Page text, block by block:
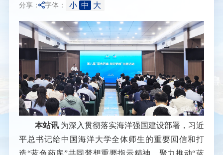
分享： 字体： 小 中 大
本站讯 为深入贯彻落实海洋强国建设部署，习近
平总书记给中国海洋大学全体师生的重要回信和打
造“蓝色药库”共同梦想重要指示精神，聚力推动“蓝